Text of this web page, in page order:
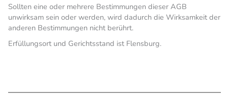
Sollten eine oder mehrere Bestimmungen dieser AGB
unwirksam sein oder werden, wird dadurch die Wirksamkeit der
anderen Bestimmungen nicht berührt.
Erfüllungsort und Gerichtsstand ist Flensburg.